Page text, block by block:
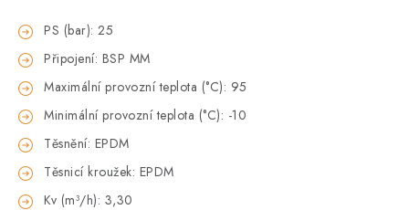
PS (bar): 25
Připojení: BSP MM
Maximální provozní teplota (°C): 95
Minimální provozní teplota (°C): -10
Těsnění: EPDM
Těsnicí kroužek: EPDM
Kv (m³/h): 3,30